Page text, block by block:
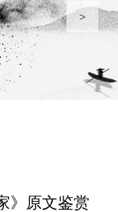
>
》原文鉴赏